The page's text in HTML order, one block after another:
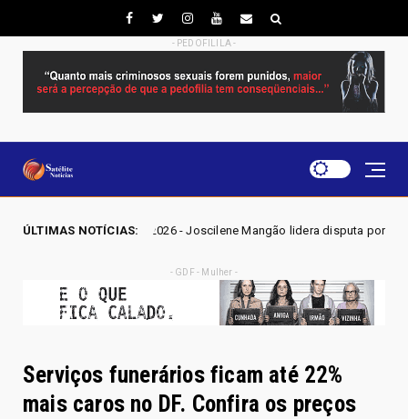
- PEDOFILILA -
ÚLTIMAS NOTÍCIAS:
2026 - Joscilene Mangão lidera disputa por vaga na Alego em Novo
- GDF - Mulher -
Serviços funerários ficam até 22%
mais caros no DF. Confira os preços